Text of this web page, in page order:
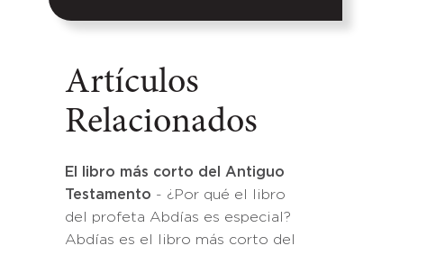
Artículos
Relacionados
El libro más corto del Antiguo
Testamento - ¿Por qué el libro
del profeta Abdías es especial?
Abdías es el libro más corto del